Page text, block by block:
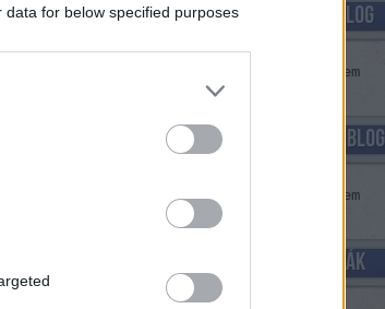
for below specified purposes
álmodom.
Zsolttal
TCOMMENT BLOG
Nincs megjeleníthető elem
JAJJDECSÚNYA BLOG
Nincs megjeleníthető elem
PENGE VERDÁK